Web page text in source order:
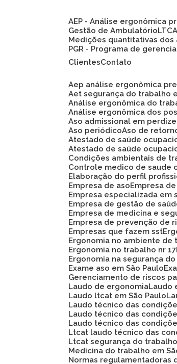
AEP - Análise ergonômica
Gestão de Ambulatório
Medições quantitativas
PGR - Programa de
Clientes
Contato
Aep análise ergonômica
Aet segurança do trabalho
Análise ergonômica do
Análise ergonômica dos
Aso admissional em
Aso periódico Aso de
Atestado de saúde
Atestado de saúde
Condições ambientais de
Controle medico de saude
Elaboração do perfil
Empresa de aso
Empresa
Empresa especializada
Empresa de gestão de
Empresa de medicina e
Empresa de prevenção de
Empresas que fazem sst
Ergonomia no ambiente
Ergonomia no trabalho nr 17
Ergonomia na segurança
Exame aso em São Paulo
Gerenciamento de riscos
Laudo de ergonomia
Laudo ltcat em São Paulo
Laudo técnico das
Laudo técnico das
Laudo técnico das
Ltcat laudo técnico das
Ltcat segurança do
Medicina do trabalho em
Normas regulamentadoras